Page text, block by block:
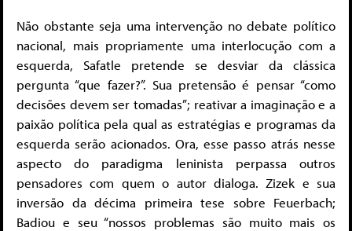
Não obstante seja uma intervenção no debate político
nacional, mais propriamente uma interlocução com a
esquerda, Safatle pretende se desviar da clássica
pergunta “que fazer?”. Sua pretensão é pensar “como
decisões devem ser tomadas”; reativar a imaginação e a
paixão política pela qual as estratégias e programas da
esquerda serão acionados. Ora, esse passo atrás nesse
aspecto do paradigma leninista perpassa outros
pensadores com quem o autor dialoga. Zizek e sua
inversão da décima primeira tese sobre Feuerbach;
Badiou e seu “nossos problemas são muito mais os